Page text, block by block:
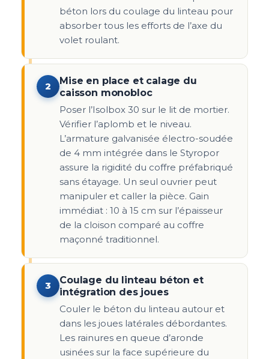
béton lors du coulage du linteau pour
absorber tous les efforts de l’axe du
volet roulant.
2
Mise en place et calage du
caisson monobloc
Poser l’Isolbox 30 sur le lit de mortier.
Vérifier l’aplomb et le niveau.
L’armature galvanisée électro-soudée
de 4 mm intégrée dans le Styropor
assure la rigidité du coffre préfabriqué
sans étayage. Un seul ouvrier peut
manipuler et caller la pièce. Gain
immédiat : 10 à 15 cm sur l’épaisseur
de la cloison comparé au coffre
maçonné traditionnel.
3
Coulage du linteau béton et
intégration des joues
Couler le béton du linteau autour et
dans les joues latérales débordantes.
Les rainures en queue d’aronde
usinées sur la face supérieure du